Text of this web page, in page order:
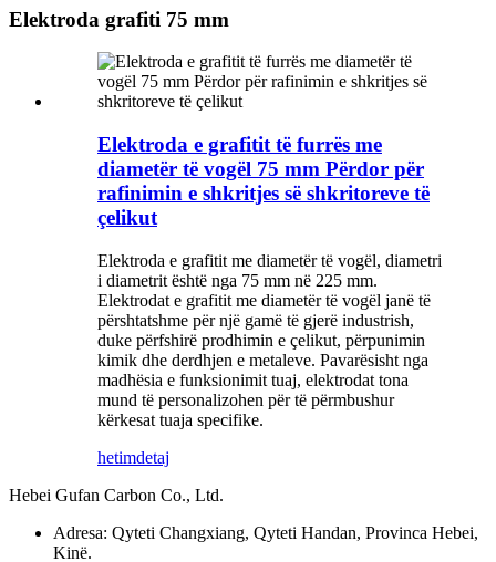
Elektroda grafiti 75 mm
Elektroda e grafitit të furrës me
diametër të vogël 75 mm Përdor për
rafinimin e shkritjes së shkritoreve të
çelikut
Elektroda e grafitit me diametër të vogël, diametri
i diametrit është nga 75 mm në 225 mm.
Elektrodat e grafitit me diametër të vogël janë të
përshtatshme për një gamë të gjerë industrish,
duke përfshirë prodhimin e çelikut, përpunimin
kimik dhe derdhjen e metaleve. Pavarësisht nga
madhësia e funksionimit tuaj, elektrodat tona
mund të personalizohen për të përmbushur
kërkesat tuaja specifike.
hetimdetaj
Hebei Gufan Carbon Co., Ltd.
Adresa: Qyteti Changxiang, Qyteti Handan, Provinca Hebei,
Kinë.